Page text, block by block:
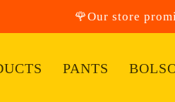
PANTS
🌹Our store